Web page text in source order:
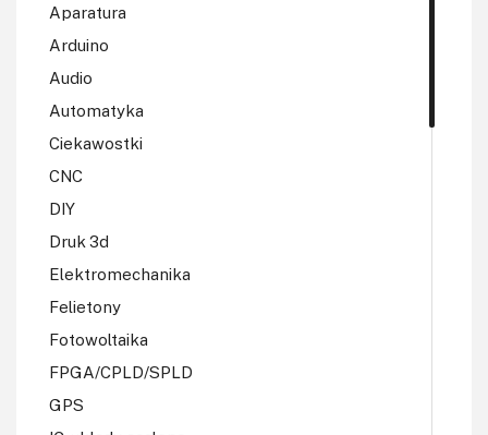
Aparatura
Arduino
Audio
Automatyka
Ciekawostki
CNC
DIY
Druk 3d
Elektromechanika
Felietony
Fotowoltaika
FPGA/CPLD/SPLD
GPS